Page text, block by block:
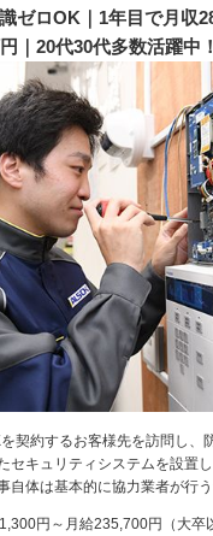
ゼロOK｜1年目で月収
｜20代30代多数活躍中！
契約するお客様先を訪問し、
セキュリティシステムを設置
自体は基本的に協力業者が行
円～月給235,700円（大卒